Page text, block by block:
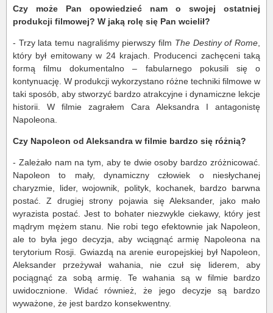
Czy może Pan opowiedzieć nam o swojej ostatniej
produkcji filmowej? W jaką rolę się Pan wcielił?
- Trzy lata temu nagraliśmy pierwszy film The Destiny of Rome,
który był emitowany w 24 krajach. Producenci zachęceni taką
formą filmu dokumentalno – fabularnego pokusili się o
kontynuację. W produkcji wykorzystano różne techniki filmowe w
taki sposób, aby stworzyć bardzo atrakcyjne i dynamiczne lekcje
historii. W filmie zagrałem Cara Aleksandra I antagonistę
Napoleona.
Czy Napoleon od Aleksandra w filmie bardzo się różnią?
- Zależało nam na tym, aby te dwie osoby bardzo zróżnicować.
Napoleon to mały, dynamiczny człowiek o niesłychanej
charyzmie, lider, wojownik, polityk, kochanek, bardzo barwna
postać. Z drugiej strony pojawia się Aleksander, jako mało
wyrazista postać. Jest to bohater niezwykle ciekawy, który jest
mądrym mężem stanu. Nie robi tego efektownie jak Napoleon,
ale to była jego decyzja, aby wciągnąć armię Napoleona na
terytorium Rosji. Gwiazdą na arenie europejskiej był Napoleon,
Aleksander przeżywał wahania, nie czuł się liderem, aby
pociągnąć za sobą armię. Te wahania są w filmie bardzo
uwidocznione. Widać również, że jego decyzje są bardzo
wyważone, że jest bardzo konsekwentny.